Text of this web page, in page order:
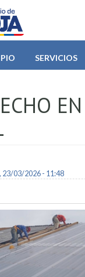
SERVICIOS
23/03/2026 - 11:48